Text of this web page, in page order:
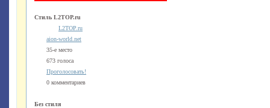
Стиль L2TOP.ru
L2TOP.ru
aion-world.net
35-е место
673 голоса
Проголосовать!
0 комментариев
Без стиля